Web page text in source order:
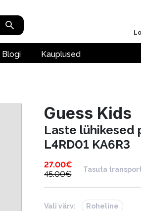
Blogi Kauplused
Guess Kids
Laste lühikesed
L4RD01 KA6R3
27.00€
45.00€
Tasuta
Vali värv: Roheline